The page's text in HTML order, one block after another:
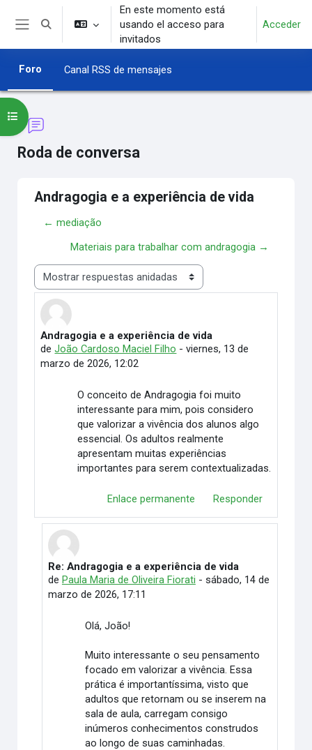
Salta al contenido principal
Selector de búsqueda de entrada
En este momento está
usando el acceso para
invitados
Acceder
Foro Canal RSS de mensajes
Roda de conversa
Abrir índice del curso
Andragogia e a experiência de vida
← mediação
Materiais para trabalhar com andragogia →
Mostrar modo
Andragogia e a experiência de vida
deJoão Cardoso Maciel Filho -viernes, 13 de
marzo de 2026, 12:02
Número de respuestas: 2
O conceito de Andragogia foi muito
interessante para mim, pois considero
que valorizar a vivência dos alunos algo
essencial. Os adultos realmente
apresentam muitas experiências
importantes para serem contextualizadas.
Enlace permanente Responder
En respuesta a João Cardoso Maciel Filho
Re: Andragogia e a experiência de vida
de Paula Maria de Oliveira Fiorati - sábado, 14 de
marzo de 2026, 17:11
Olá, João!
Muito interessante o seu pensamento
focado em valorizar a vivência. Essa
prática é importantíssima, visto que
adultos que retornam ou se inserem na
sala de aula, carregam consigo
inúmeros conhecimentos construdos
ao longo de suas caminhadas.